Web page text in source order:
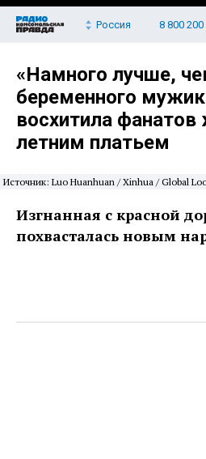
Россия 8 800 200
«Намного лучше,
беременного
восхитила
летним платьем
Источник: Luo Huanhuan / Xinhua / Global
Изгнанная с красной
похвасталась новым